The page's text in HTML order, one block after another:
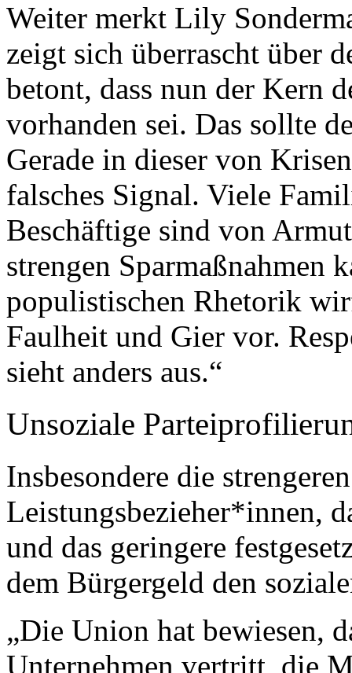
Weiter merkt Lily
zeigt sich überrascht über
betont, dass nun der Kern
vorhanden sei. Das sollte
Gerade in dieser von
falsches Signal. Viele
Beschäftige sind von
strengen Sparmaßnahmen
populistischen Rhetorik
Faulheit und Gier vor.
sieht anders aus.“
Unsoziale
Insbesondere die
Leistungsbezieher*innen,
und das geringere
dem Bürgergeld den
„Die Union hat bewiesen,
Unternehmen vertritt, die